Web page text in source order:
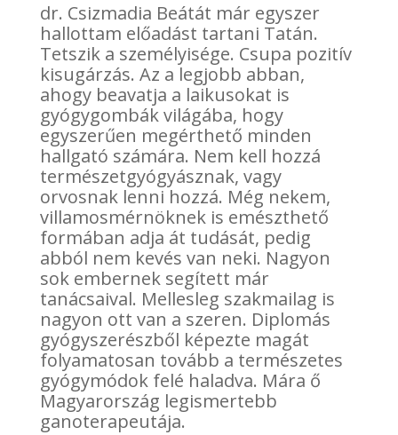
dr. Csizmadia Beátát már egyszer
hallottam előadást tartani Tatán.
Tetszik a személyisége. Csupa pozitív
kisugárzás. Az a legjobb abban,
ahogy beavatja a laikusokat is
gyógygombák világába, hogy
egyszerűen megérthető minden
hallgató számára. Nem kell hozzá
természetgyógyásznak, vagy
orvosnak lenni hozzá. Még nekem,
villamosmérnöknek is emészthető
formában adja át tudását, pedig
abból nem kevés van neki. Nagyon
sok embernek segített már
tanácsaival. Mellesleg szakmailag is
nagyon ott van a szeren. Diplomás
gyógyszerészből képezte magát
folyamatosan tovább a természetes
gyógymódok felé haladva. Mára ő
Magyarország legismertebb
ganoterapeutája.